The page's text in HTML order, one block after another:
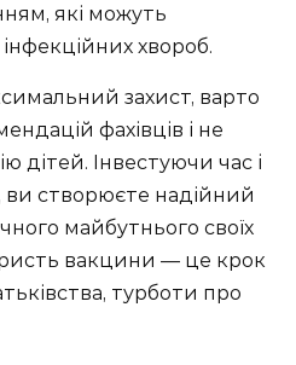
які можуть
хвороб.
захист, варто
фахівців і не
дітей. Інвестуючи час і
ви створюєте надійний
майбутнього своїх
вакцини — це крок
турботи про